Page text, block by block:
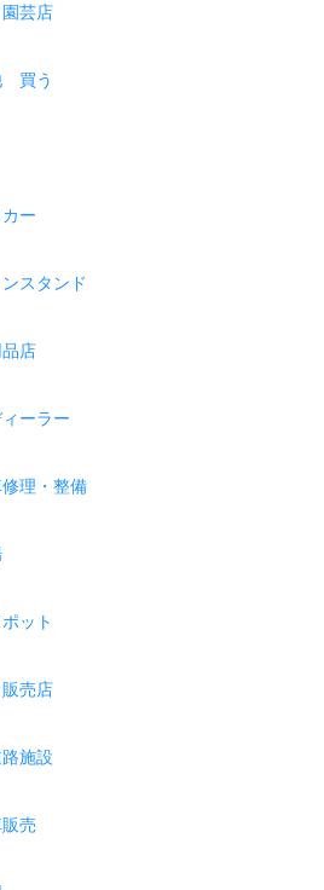
芸店
買う
ー
スタンド
店
ーラー
理・整備
ット
売店
施設
売